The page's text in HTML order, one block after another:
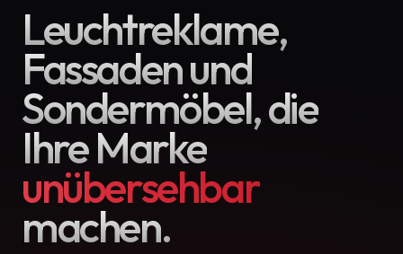
Leuchtreklame,
Fassaden und
Sondermöbel, die
Ihre Marke
unübersehbar
machen.